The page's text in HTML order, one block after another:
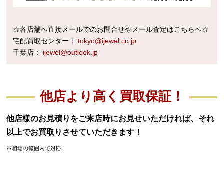
☆各店舗へ直接メールでのお問合せやメール査定はこちらへ☆
宅配買取センター：tokyo@ijewel.co.jp
千葉店： ijewel@outlook.jp
他店より高く買取保証！
他店様のお見積りをご来店時にお見せいただければ、それ
以上でお買取りさせていただきます！
※相場の範囲内で対応